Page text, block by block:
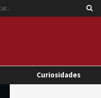
Curiosidades